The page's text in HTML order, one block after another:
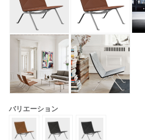
バリエーション